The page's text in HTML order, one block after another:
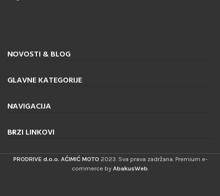
NOVOSTI & BLOG
GLAVNE KATEGORIJE
NAVIGACIJA
BRZI LINKOVI
PRODRIVE d.o.o. AĆIMIĆ MOTO 2023. Sva prava zadržana. Premium e-
commerce by AbakusWeb.